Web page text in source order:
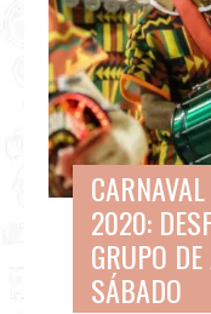
2020:
GRUPO
SÁBADO